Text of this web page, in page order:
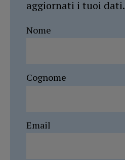
aggiornati i tuoi dati.
Nome
Cognome
Email